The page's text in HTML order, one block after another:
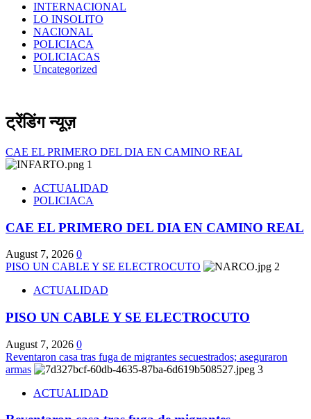
INTERNACIONAL
LO INSOLITO
NACIONAL
POLICIACA
POLICIACAS
Uncategorized
ट्रेंडिंग न्यूज़
CAE EL PRIMERO DEL DIA EN CAMINO REAL
1
ACTUALIDAD
POLICIACA
CAE EL PRIMERO DEL DIA EN CAMINO REAL
August 7, 2026 0
PISO UN CABLE Y SE ELECTROCUTO
2
ACTUALIDAD
PISO UN CABLE Y SE ELECTROCUTO
August 7, 2026 0
Reventaron casa tras fuga de migrantes secuestrados; aseguraron
armas
3
ACTUALIDAD